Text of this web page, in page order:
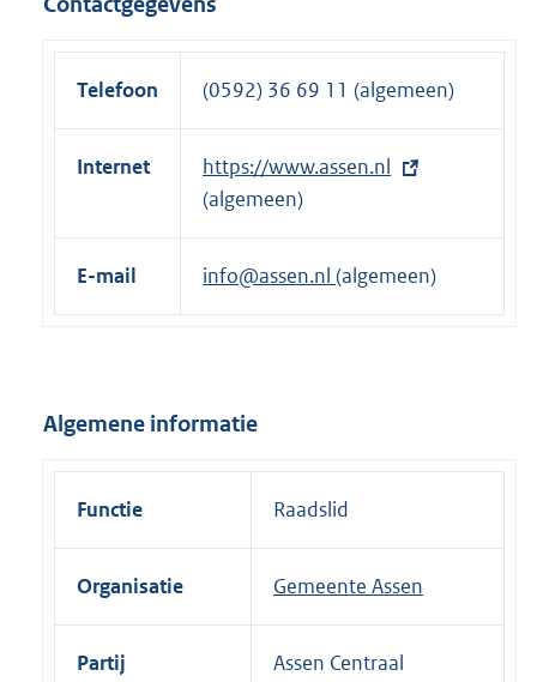
Telefoon (0592) 36 69 11 (algemeen)
Internet
E
x
t
e
n
i
n
https://www.assen.nl
(algemeen)
E-mail info@assen.nl (algemeen)
Algemene informatie
Functie Raadslid
Organisatie Gemeente Assen
Partij Assen Centraal